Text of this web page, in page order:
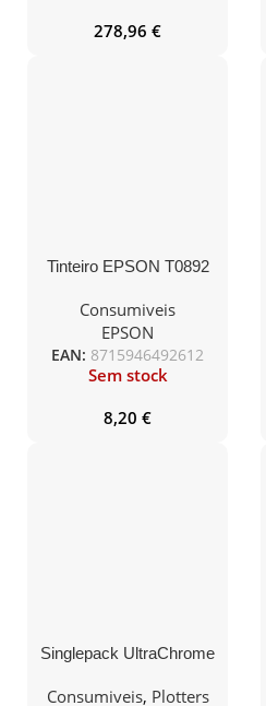
278,96 €
Tinteiro EPSON T0892
SX1xx/2xx/4xx & Stylus
Office BX300F
Consumiveis
EPSON
EAN: 8715946492612
Sem stock
8,20 €
Singlepack UltraChrome
110ml
Consumiveis, Plotters